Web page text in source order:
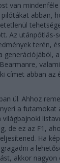
van
abban,
Az utánpótlás-
terén,
generációjából,
címet abban az
ül. Ahhoz
a futamokat
de ez az F1,
Ha
a
akkor nagyon